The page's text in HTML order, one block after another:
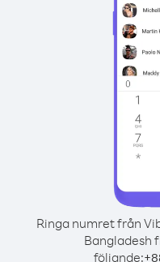
Ringa numret från
Bangladesh
följande:+